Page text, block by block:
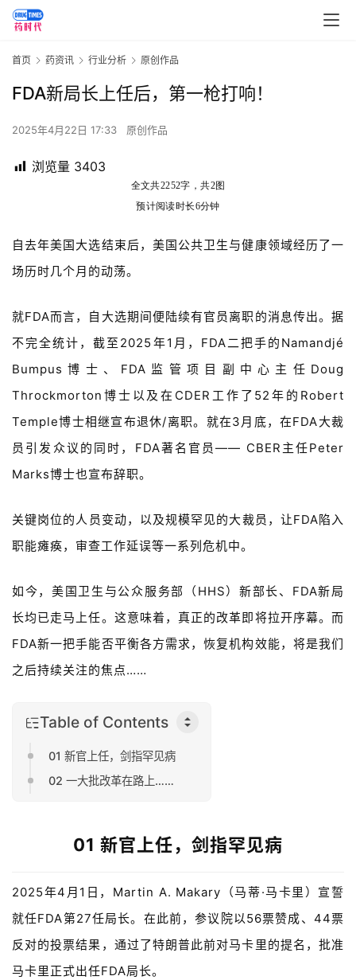
首页 药资讯 行业分析 原创作品
FDA新局长上任后，第一枪打响！
2025年4月22日 17:33 原创作品
浏览量 3403
全文共2252字，共2图
预计阅读时长6分钟
自去年美国大选结束后，美国公共卫生与健康领域经历了一
场历时几个月的动荡。
就FDA而言，自大选期间便陆续有官员离职的消息传出。据
不完全统计，截至2025年1月，FDA二把手的Namandjé
Bumpus博士、FDA监管项目副中心主任Doug
Throckmorton博士以及在CDER工作了52年的Robert
Temple博士相继宣布退休/离职。就在3月底，在FDA大裁
员引发众议的同时，FDA著名官员—— CBER主任Peter
Marks博士也宣布辞职。
关键岗位的人员变动，以及规模罕见的大裁员，让FDA陷入
职能瘫痪，审查工作延误等一系列危机中。
如今，美国卫生与公众服务部 （HHS） 新部长、FDA新局
长均已走马上任。这意味着，真正的改革即将拉开序幕。而
FDA新一把手能否平衡各方需求，恢复机构效能，将是我们
之后持续关注的焦点……
Table of Contents
01 新官上任，剑指罕见病
02 一大批改革在路上……
01 新官上任，剑指罕见病
2025年4月1日，Martin A. Makary （马蒂·马卡里） 宣誓
就任FDA第27任局长。在此前，参议院以56票赞成、44票
反对的投票结果，通过了特朗普此前对马卡里的提名，批准
马卡里正式出任FDA局长。